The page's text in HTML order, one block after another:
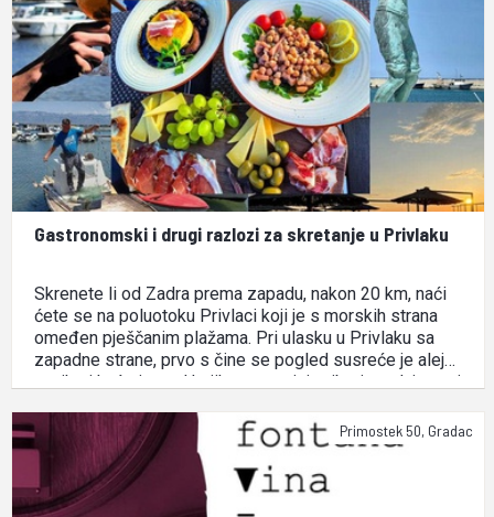
Gastronomski i drugi razlozi za skretanje u Privlaku
Skrenete li od Zadra prema zapadu, nakon 20 km, naći
ćete se na poluotoku Privlaci koji je s morskih strana
omeđen pješčanim plažama. Pri ulasku u Privlaku sa
zapadne strane, prvo s čine se pogled susreće je aleja
trstike i kuće ispred kojih stanovnici - ribari prodaju svoj
Primostek 50, Gradac